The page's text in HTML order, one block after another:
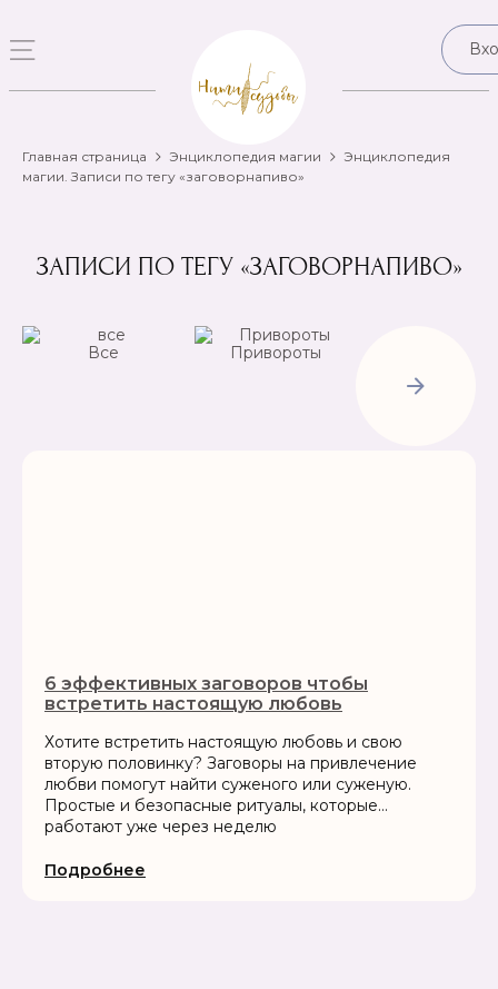
Главная страница Энциклопедия магии
Энциклопедия
магии. Записи по тегу «заговорнапиво»
ЗАПИСИ ПО ТЕГУ «ЗАГОВОРНАПИВО»
Все
Привороты
Рассорки
6 эффективных заговоров чтобы
встретить настоящую любовь
Хотите встретить настоящую любовь и свою
вторую половинку? Заговоры на привлечение
любви помогут найти суженого или суженую.
Простые и безопасные ритуалы, которые
работают уже через неделю
Подробнее